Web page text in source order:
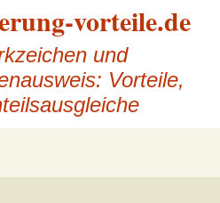
vorteile.de
und
Vorteile,